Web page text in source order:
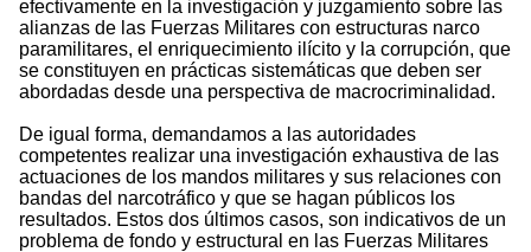
efectivamente en la investigación y juzgamiento sobre las
alianzas de las Fuerzas Militares con estructuras narco
paramilitares, el enriquecimiento ilícito y la corrupción, que
se constituyen en prácticas sistemáticas que deben ser
abordadas desde una perspectiva de macrocriminalidad.
De igual forma, demandamos a las autoridades
competentes realizar una investigación exhaustiva de las
actuaciones de los mandos militares y sus relaciones con
bandas del narcotráfico y que se hagan públicos los
resultados. Estos dos últimos casos, son indicativos de un
problema de fondo y estructural en las Fuerzas Militares